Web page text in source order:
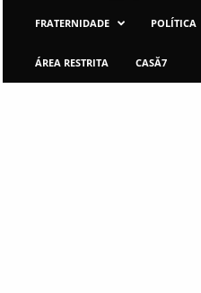
FRATERNIDADE
POLÍTICA
ÁREA RESTRITA CASĂ7